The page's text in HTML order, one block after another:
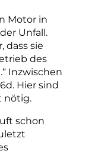
Motor in
Unfall.
dass sie
des
Inzwischen
Hier sind
nötig.
schon